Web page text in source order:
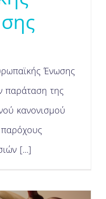
Ένωσης
παράταση της
κανονισμού
παρόχους
[...]